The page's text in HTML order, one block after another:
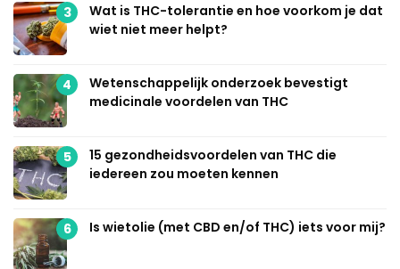
3
Wat is THC-tolerantie en hoe voorkom je dat
wiet niet meer helpt?
4
Wetenschappelijk onderzoek bevestigt
medicinale voordelen van THC
5
15 gezondheidsvoordelen van THC die
iedereen zou moeten kennen
6 Is wietolie (met CBD en/of THC) iets voor mij?